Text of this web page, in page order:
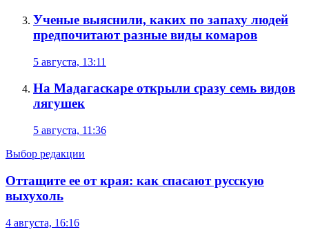
Ученые выяснили, каких по запаху людей
предпочитают разные виды комаров
5 августа, 13:11
На Мадагаскаре открыли сразу семь видов
лягушек
5 августа, 11:36
Выбор редакции
Оттащите ее от края: как спасают русскую
выхухоль
4 августа, 16:16